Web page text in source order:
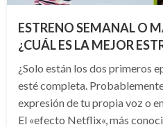
ESTRENO SEMANAL O
¿CUÁL ES LA MEJOR
¿Solo están los dos primeros
esté completa.
expresión de tu propia voz o
El «efecto Netflix«, más